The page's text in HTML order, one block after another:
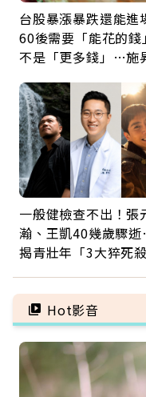
台股暴漲暴跌還能進
60後需要「能花的錢
不是「更多錢」…施
票
一般健檢查不出！張
瀚、王凱40幾歲驟
揭青壯年「3大猝死殺
雷
Hot影音